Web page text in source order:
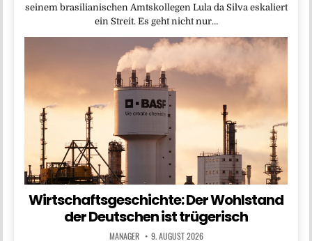
seinem brasilianischen Amtskollegen Lula da Silva eskaliert
ein Streit. Es geht nicht nur…
Wirtschaftsgeschichte: Der Wohlstand
der Deutschen ist trügerisch
MANAGER 9. AUGUST 2026